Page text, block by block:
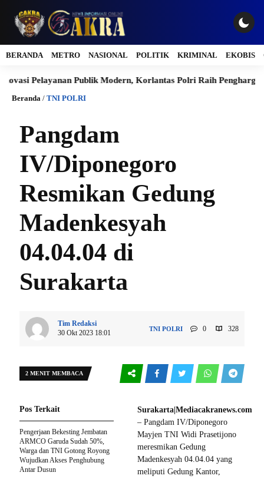
BERANDA METRO NASIONAL POLITIK KRIMINAL EKOBIS
Publik Modern, Korlantas Polri Raih Penghargaan
Beranda / TNI POLRI
Pangdam
IV/Diponegoro
Resmikan Gedung
Madenkesyah
04.04.04 di
Surakarta
Tim Redaksi
30 Okt 2023 18:01
TNI POLRI 0 328
2 MENIT MEMBACA
Surakarta|Mediacakranews.com
– Pangdam IV/Diponegoro
Mayjen TNI Widi Prasetijono
meresmikan Gedung
Madenkesyah 04.04.04 yang
meliputi Gedung Kantor,
Pos Terkait
Pengerjaan Bekesting Jembatan
ARMCO Garuda Sudah 50%,
Warga dan TNI Gotong Royong
Wujudkan Akses Penghubung
Antar Dusun